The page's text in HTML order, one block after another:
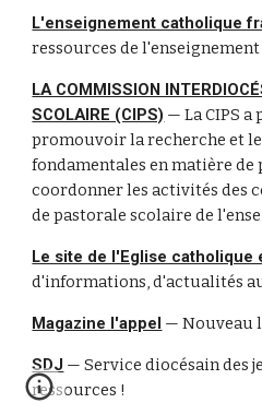
L'enseignement catholique
ressources de
LA COMMISSION
SCOLAIRE (CIPS) — La CIPS
promouvoir la recherche et
fondamentales en matière de
coordonner les activités des
de pastorale scolaire de
Le site de l'Eglise catholique
d'informations, d'actualités
Magazine l'appel — Nouveau
SDJ — Service diocésain des
ressources !